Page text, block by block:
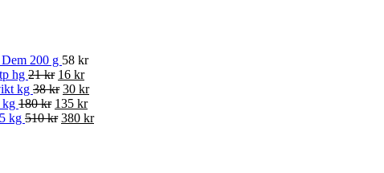
200 g 58 kr
hg 21 kr 16 kr
kg 38 kr 30 kr
kg 180 kr 135 kr
kg 510 kr 380 kr